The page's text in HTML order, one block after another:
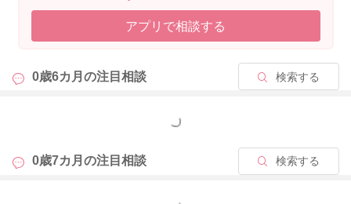
アプリで相談する
0歳6カ月の注目相談 検索する
もっと見る
0歳7カ月の注目相談 検索する